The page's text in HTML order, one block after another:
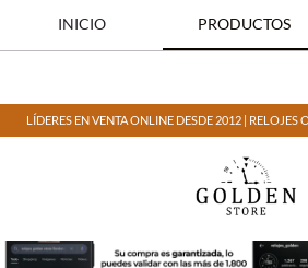
INICIO PRODUCTOS
LÍDERES EN VENTA ONLINE DESDE 2012 | RELOJES